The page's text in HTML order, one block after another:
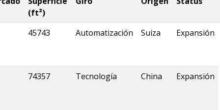
(ft²)
45743 Automatización Suiza Expansión
74357 Tecnología China Expansión